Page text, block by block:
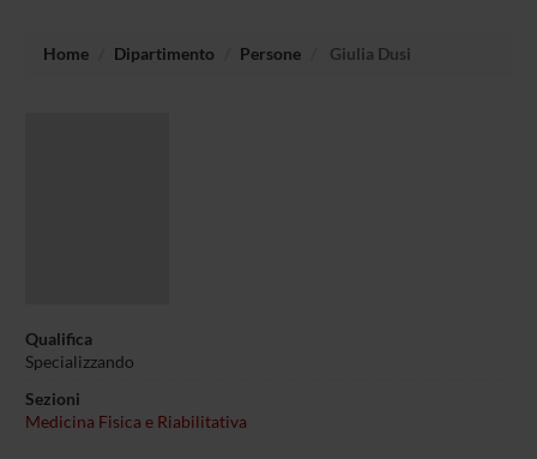
Home Dipartimento Persone Giulia Dusi
Qualifica
Specializzando
Sezioni
Medicina Fisica e Riabilitativa